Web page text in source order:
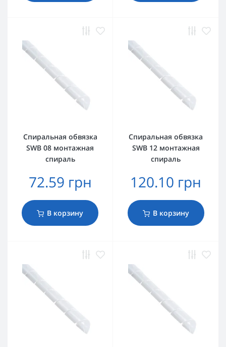
Спиральная обвязка
SWB 08 монтажная
спираль
72.59 грн
В корзину
Спиральная обвязка
SWB 12 монтажная
спираль
120.10 грн
В корзину